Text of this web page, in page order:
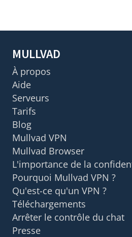
MULLVAD
À propos
Aide
Serveurs
Tarifs
Blog
Mullvad VPN
Mullvad Browser
L'importance de la
Pourquoi Mullvad VPN ?
Qu'est-ce qu'un VPN ?
Téléchargements
Arrêter le contrôle du chat
Presse